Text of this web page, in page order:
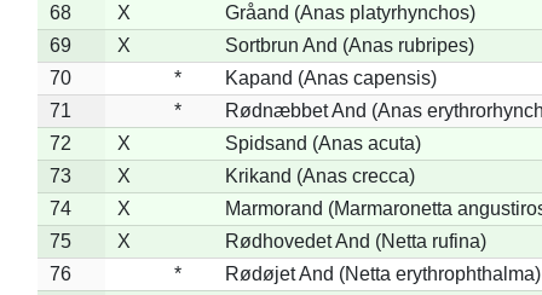
68
X
Gråand (Anas platyrhynchos)
69
X
Sortbrun And (Anas rubripes)
70
*
Kapand (Anas capensis)
71
*
Rødnæbbet And (Anas
72
X
Spidsand (Anas acuta)
73
X
Krikand (Anas crecca)
74
X
Marmorand (Marmaronetta
75
X
Rødhovedet And (Netta rufina)
76
*
Rødøjet And (Netta erythrophthalma)